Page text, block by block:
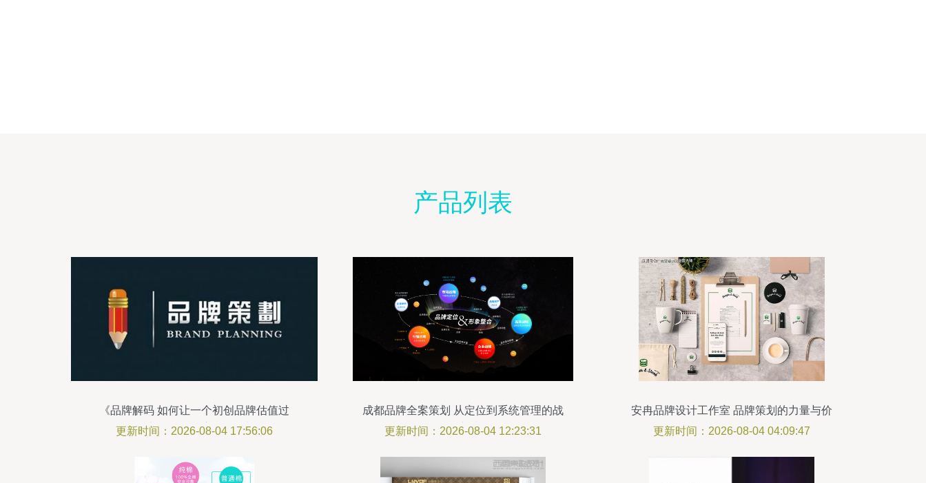
产品列表
《品牌解码 如何让一个初创品牌估值过
亿？——从0到1的深度品牌策划路径》
更新时间：2026-08-04 17:56:06
成都品牌全案策划 从定位到系统管理的战
略突破
更新时间：2026-08-04 12:23:31
安冉品牌设计工作室 品牌策划的力量与价
值
更新时间：2026-08-04 04:09:47